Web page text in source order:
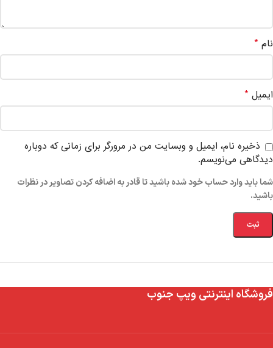
نام *
ایمیل *
ذخیره نام، ایمیل و وبسایت من در مرورگر برای زمانی که دوباره
دیدگاهی می‌نویسم.
شما باید وارد حساب خود شده باشید تا قادر به اضافه کردن تصاویر در نظرات
باشید.
فروشگاه اینترنتی ویپ جنوب